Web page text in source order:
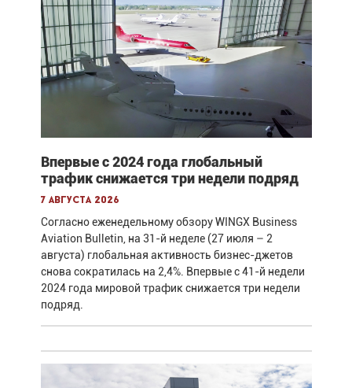
Впервые с 2024 года глобальный
трафик снижается три недели подряд
7 августа 2026
Согласно еженедельному обзору WINGX Business
Aviation Bulletin, на 31-й неделе (27 июля – 2
августа) глобальная активность бизнес-джетов
снова сократилась на 2,4%. Впервые с 41-й недели
2024 года мировой трафик снижается три недели
подряд.